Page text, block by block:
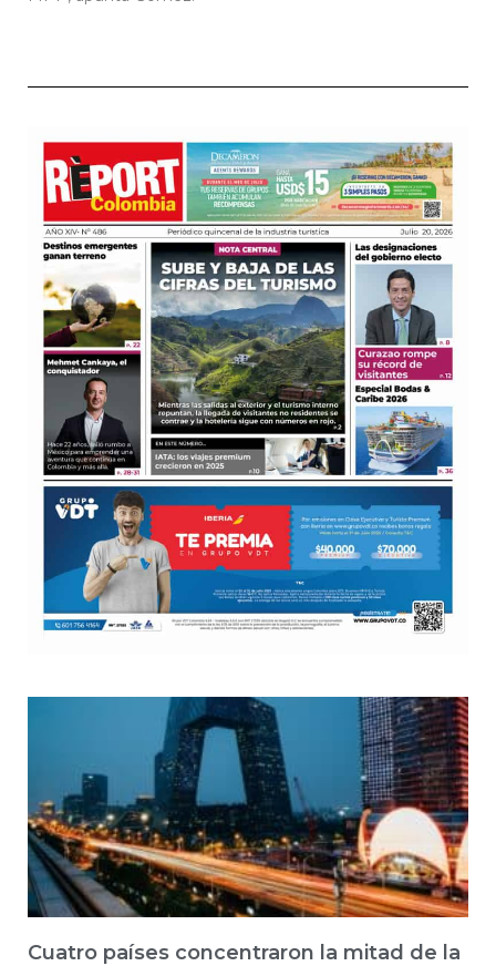
Cuatro países concentraron la mitad de la